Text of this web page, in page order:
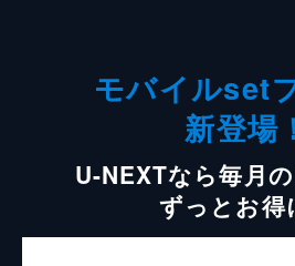
モバイルset
新登場！
U-NEXTなら毎月
ずっとお得